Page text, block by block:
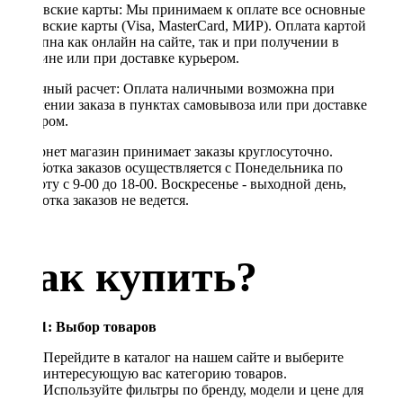
Банковские карты: Мы принимаем к оплате все основные
банковские карты (Visa, MasterCard, МИР). Оплата картой
доступна как онлайн на сайте, так и при получении в
магазине или при доставке курьером.
Наличный расчет: Оплата наличными возможна при
получении заказа в пунктах самовывоза или при доставке
курьером.
Интернет магазин принимает заказы круглосуточно.
Обработка заказов осуществляется с Понедельника по
Субботу с 9-00 до 18-00. Воскресенье - выходной день,
обработка заказов не ведется.
Как купить?
Шаг 1: Выбор товаров
Перейдите в каталог на нашем сайте и выберите
интересующую вас категорию товаров.
Используйте фильтры по бренду, модели и цене для